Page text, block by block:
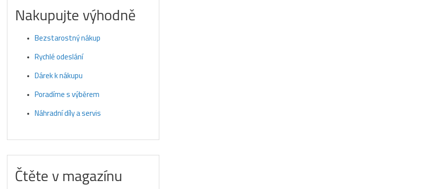
Nakupujte výhodně
Bezstarostný nákup
Rychlé odeslání
Dárek k nákupu
Poradíme s výběrem
Náhradní díly a servis
Čtěte v magazínu